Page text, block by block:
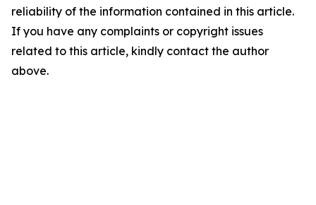
reliability of the information contained in this article.
If you have any complaints or copyright issues
related to this article, kindly contact the author
above.